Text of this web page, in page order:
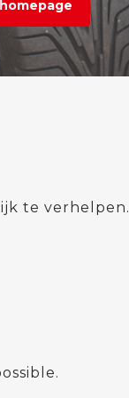
te verhelpen.